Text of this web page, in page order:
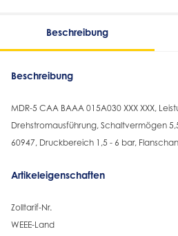
Beschreibung
Beschreibung
MDR-5 CAA BAAA 015A030 XXX XXX,
Drehstromausführung, Schaltvermögen
60947, Druckbereich 1,5 - 6 bar,
Artikeleigenschaften
Zolltarif-Nr.
WEEE-Land